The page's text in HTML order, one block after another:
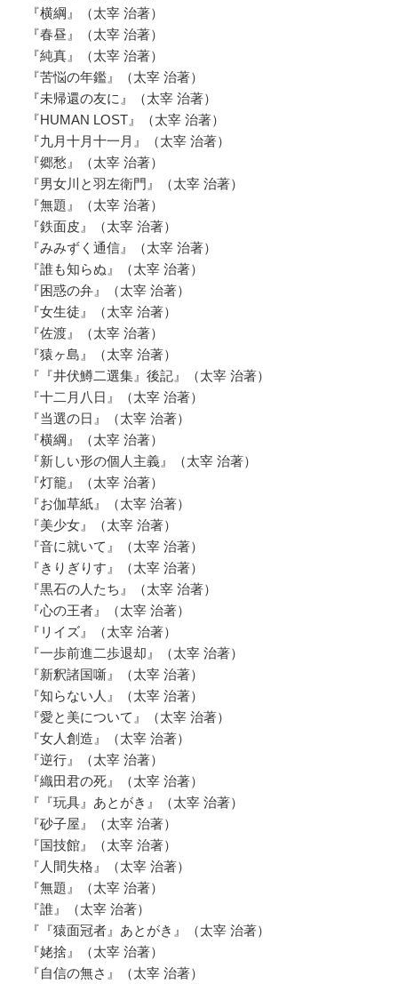
『横綱』（太宰 治著）
『春昼』（太宰 治著）
『純真』（太宰 治著）
『苦悩の年鑑』（太宰 治著）
『未帰還の友に』（太宰 治著）
『HUMAN LOST』（太宰 治著）
『九月十月十一月』（太宰 治著）
『郷愁』（太宰 治著）
『男女川と羽左衛門』（太宰 治著）
『無題』（太宰 治著）
『鉄面皮』（太宰 治著）
『みみずく通信』（太宰 治著）
『誰も知らぬ』（太宰 治著）
『困惑の弁』（太宰 治著）
『女生徒』（太宰 治著）
『佐渡』（太宰 治著）
『猿ヶ島』（太宰 治著）
『『井伏鱒二選集』後記』（太宰 治著）
『十二月八日』（太宰 治著）
『当選の日』（太宰 治著）
『横綱』（太宰 治著）
『新しい形の個人主義』（太宰 治著）
『灯籠』（太宰 治著）
『お伽草紙』（太宰 治著）
『美少女』（太宰 治著）
『音に就いて』（太宰 治著）
『きりぎりす』（太宰 治著）
『黒石の人たち』（太宰 治著）
『心の王者』（太宰 治著）
『リイズ』（太宰 治著）
『一歩前進二歩退却』（太宰 治著）
『新釈諸国噺』（太宰 治著）
『知らない人』（太宰 治著）
『愛と美について』（太宰 治著）
『女人創造』（太宰 治著）
『逆行』（太宰 治著）
『織田君の死』（太宰 治著）
『『玩具』あとがき』（太宰 治著）
『砂子屋』（太宰 治著）
『国技館』（太宰 治著）
『人間失格』（太宰 治著）
『無題』（太宰 治著）
『誰』（太宰 治著）
『『猿面冠者』あとがき』（太宰 治著）
『姥捨』（太宰 治著）
『自信の無さ』（太宰 治著）